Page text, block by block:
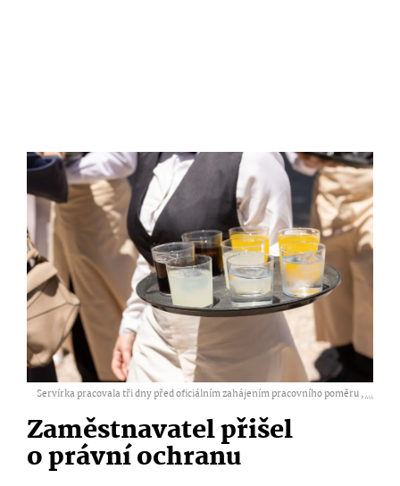
Servírka pracovala tři dny před oficiálním zahájením pracovního poměru ,...
Zaměstnavatel přišel
o právní ochranu